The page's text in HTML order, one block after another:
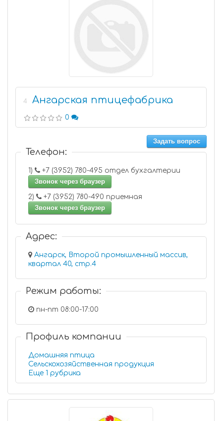
4 Ангарская птицефабрика
0
Задать вопрос
Телефон:
1)
+7 (3952) 780-495 отдел бухгалтерии
Звонок через браузер
2)
+7 (3952) 780-490 приемная
Звонок через браузер
Адрес:
Ангарск, Второй промышленный массив,
квартал 40, стр.4
Режим работы:
пн-пт 08:00-17:00
Профиль компании
Домашняя птица
Сельскохозяйственная продукция
Еще 1 рубрика